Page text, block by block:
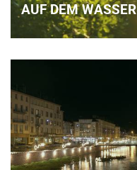
AUF DEM WASSER